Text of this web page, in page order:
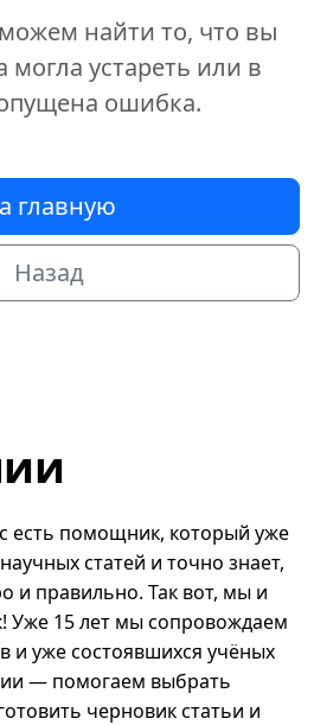
найти то, что вы
устареть или в
ошибка.
главную
Назад
есть помощник, который уже
статей и точно знает,
и правильно. Так вот, мы и
Уже 15 лет мы сопровождаем
и уже состоявшихся учёных
— помогаем выбрать
черновик статьи и